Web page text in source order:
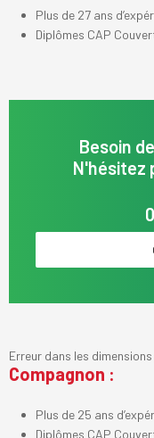
Plus de 27 ans
Diplômes CAP
Besoin
N'hésitez
Erreur dans les
Compagnon :
Plus de 25 ans
Diplômes CAP